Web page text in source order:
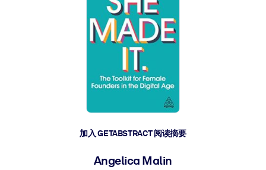
帮助您的管理者为未来的工作时代做好准备。
让团队更轻松地共同学习、解决实际问题并更快采取行动。
培养您的员工应对未来挑战所需的技能。
加入 GETABSTRACT 阅读摘要
Angelica Malin